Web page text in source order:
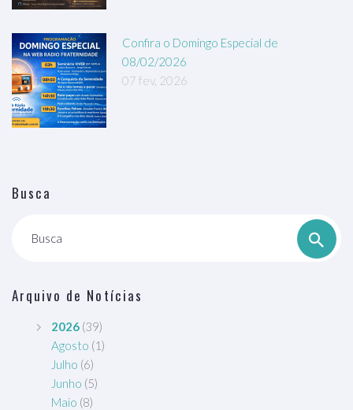
Confira o Domingo Especial de
08/02/2026
07 fev, 2026
Busca
Busca
Arquivo de Notícias
2026 (39)
Agosto (1)
Julho (6)
Junho (5)
Maio (8)